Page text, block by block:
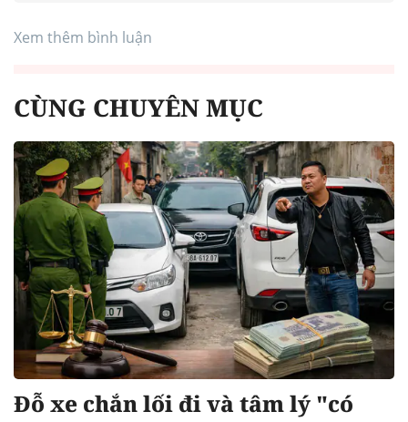
Xem thêm bình luận
CÙNG CHUYÊN MỤC
Đỗ xe chắn lối đi và tâm lý "có